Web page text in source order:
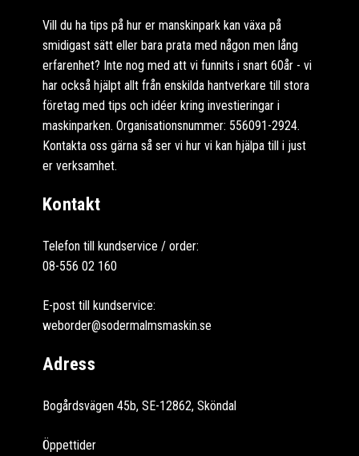
Vill du ha tips på hur er manskinpark kan växa på
smidigast sätt eller bara prata med någon men lång
erfarenhet? Inte nog med att vi funnits i snart 60år - vi
har också hjälpt allt från enskilda hantverkare till stora
företag med tips och idéer kring investieringar i
maskinparken. Organisationsnummer: 556091-2924.
Kontakta oss gärna så ser vi hur vi kan hjälpa till i just
er verksamhet.
Kontakt
Telefon till kundservice / order:
08-556 02 160
E-post till kundservice:
weborder@sodermalmsmaskin.se
Adress
Bogårdsvägen 45b, SE-12862, Sköndal
Öppettider